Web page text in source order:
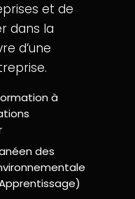
et de
dans la
d’une
à
des